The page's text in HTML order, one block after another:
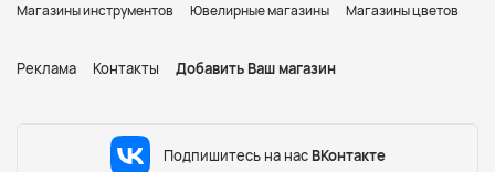
Магазины инструментов
Ювелирные магазины Магазины цветов
Реклама Контакты Добавить Ваш магазин
Подпишитесь на нас ВКонтакте